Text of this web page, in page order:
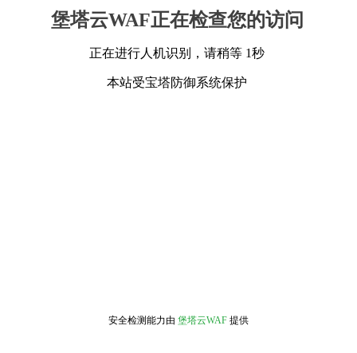
堡塔云WAF正在检查您的访问
正在进行人机识别，请稍等 1秒
本站受宝塔防御系统保护
安全检测能力由 堡塔云WAF 提供